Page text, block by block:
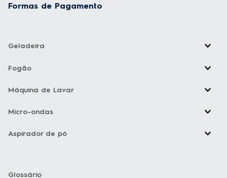
Formas de Pagamento
Geladeira
Fogão
Máquina de Lavar
Micro-ondas
Aspirador de pó
Glossário